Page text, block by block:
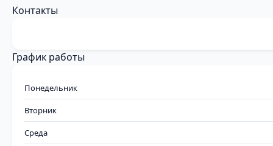
Контакты
График работы
Понедельник
Вторник
Среда